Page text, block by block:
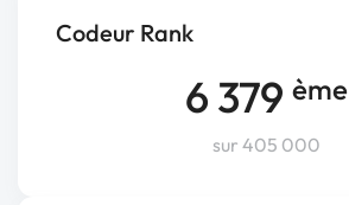
Codeur Rank
6 379 ème
sur 405 000